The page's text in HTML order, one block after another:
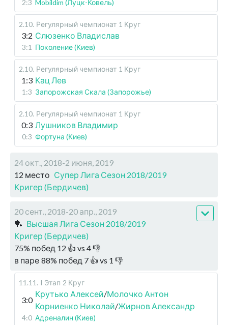
2:3 Mobildim (Луцк-Ковель)
2.10. Регулярный чемпионат 1 Круг
3:2 Слюзенко Владислав
3:1 Поколение (Киев)
2.10. Регулярный чемпионат 1 Круг
1:3 Кац Лев
1:3 Запорожская Скала (Запорожье)
2.10. Регулярный чемпионат 1 Круг
0:3 Лушников Владимир
0:3 Фортуна (Киев)
24 окт., 2018-2 июня, 2019
12 место Супер Лига Сезон 2018/2019
Кригер (Бердичев)
20 сент., 2018-20 апр., 2019
🏓 Высшая Лига Сезон 2018/2019
Кригер (Бердичев)
75% побед 12 👍 vs 4👎
в паре 88% побед 7 👍 vs 1 👎
11.11 . I Этап 2 Круг
3:0
Крутько Алексей/Молочко Антон
Корниенко Николай/Жирнов Александр
4:0 Адреналин (Киев)